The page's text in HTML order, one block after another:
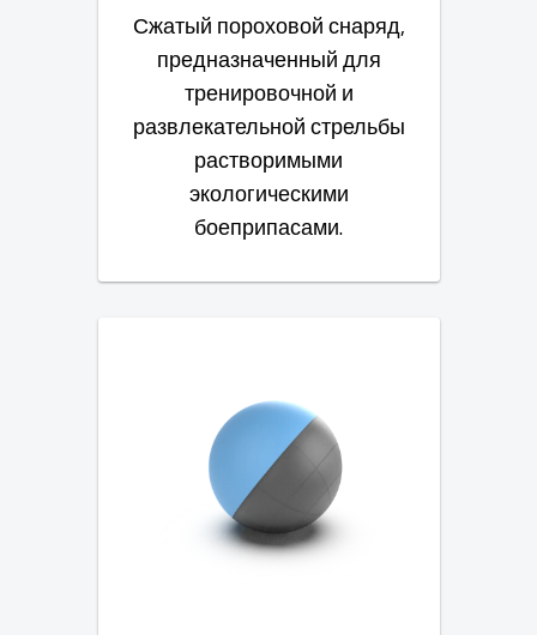
Сжатый пороховой снаряд,
предназначенный для
тренировочной и
развлекательной стрельбы
растворимыми
экологическими
боеприпасами.